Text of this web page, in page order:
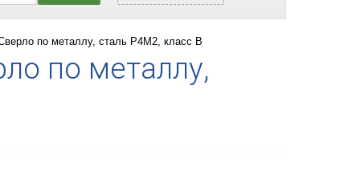
по металлу, сталь Р4М2, класс В
по металлу,